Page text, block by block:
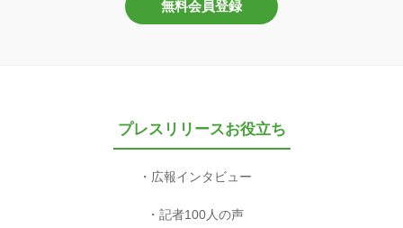
無料会員登録
プレスリリースお役立ち
広報インタビュー
記者100人の声